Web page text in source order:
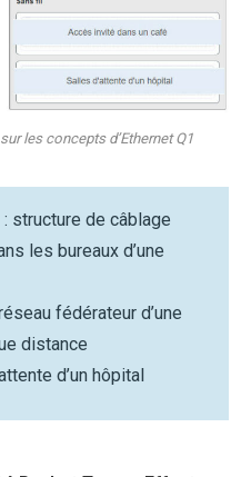
les concepts d’Ethernet Q1
structure de câblage
les bureaux d’une
fédérateur d’une
distance
d’un hôpital